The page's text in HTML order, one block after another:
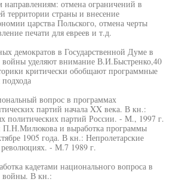
отмена ограничений в
территории страны и внесение
царства Польского, отмена черты
печати для евреев и т.д.
демократов в Государственной Думе в
уделяют внимание В.И.Быстренко,40
критически обобщают программные
вопрос в программах
партий начала XX века. В кн.:
политических партий России. - М., 1997 г.
П.Н.Милюкова и выработка программы
1905 года. В кн.: Непролетарские
- М.7 1989 г.
кадетами национального вопроса в
войны. В кн.: